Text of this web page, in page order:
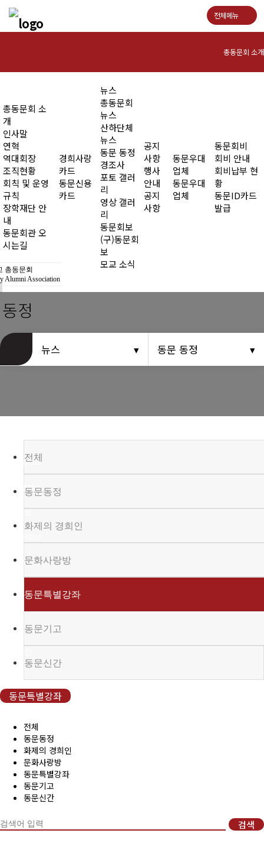
전체메뉴
총동문회 소개
연혁
역대회장
조직현황
회칙 및 운영규칙
장학재단 안내
동문회관 오시는길
뉴스
총동문회 뉴스
경조사
포토 갤러리
영상 갤러리
동문회보
(구)동문회보
모교 소식
행사안내
공지사항
회비 안내
동문ID카드 발급
총동문회 소
개
인사말
연혁
역대회장
조직현황
회칙 및 운영
규칙
장학재단 안
내
동문회관 오
시는길
경희사랑
카드
동문신용
카드
뉴스
총동문회
뉴스
산하단체
뉴스
동문 동정
경조사
포토 갤러
리
영상 갤러
리
동문회보
(구)동문회
보
모교 소식
공지
사항
행사
안내
공지
사항
동문우대
업체
동문우대
업체
동문회비
회비 안내
회비납부 현
황
동문ID카드
발급
총동문회
Alumni Association
정
뉴스 동문 동정
전체
동문동정
화제의 경희인
문화사랑방
동문특별강좌
동문기고
동문신간
동문특별강좌
전체
동문동정
화제의 경희인
문화사랑방
동문특별강좌
동문기고
동문신간
검색